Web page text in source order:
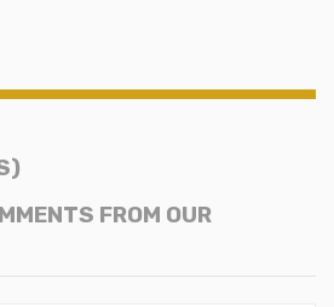
FROM OUR